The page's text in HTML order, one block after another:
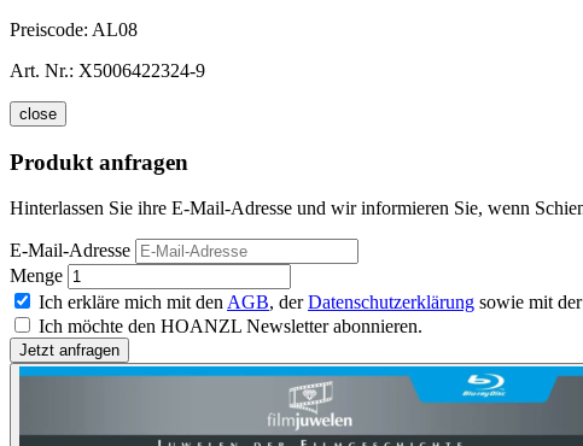
Preiscode: AL08
Art. Nr.: X5006422324-9
close
Produkt anfragen
Hinterlassen Sie ihre E-Mail-Adresse und wir informieren Sie, wenn
E-Mail-Adresse
Menge
Ich erkläre mich mit den AGB, derDatenschutzerklärung sowie mit der
Ich möchte den HOANZL Newsletter abonnieren.